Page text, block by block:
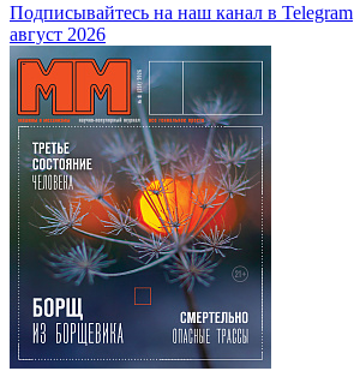
Подписывайтесь на наш канал в Telegram
август 2026